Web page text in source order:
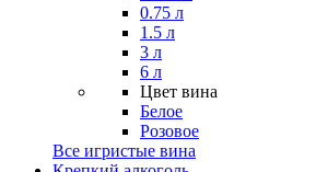
0.75 л
1.5 л
3 л
6 л
Цвет вина
Белое
Розовое
Все игристые вина